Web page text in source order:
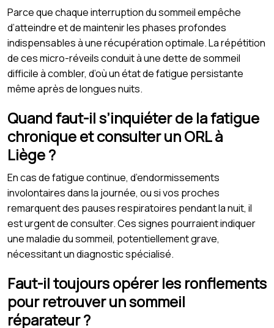
Parce que chaque interruption du sommeil empêche
d’atteindre et de maintenir les phases profondes
indispensables à une récupération optimale. La répétition
de ces micro-réveils conduit à une dette de sommeil
difficile à combler, d’où un état de fatigue persistante
même après de longues nuits.
Quand faut-il s’inquiéter de la fatigue
chronique et consulter un ORL à
Liège ?
En cas de fatigue continue, d’endormissements
involontaires dans la journée, ou si vos proches
remarquent des pauses respiratoires pendant la nuit, il
est urgent de consulter. Ces signes pourraient indiquer
une maladie du sommeil, potentiellement grave,
nécessitant un diagnostic spécialisé.
Faut-il toujours opérer les ronflements
pour retrouver un sommeil
réparateur ?